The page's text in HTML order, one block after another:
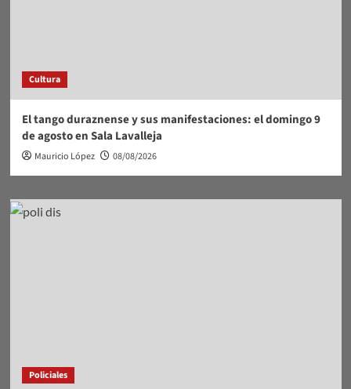
Cultura
El tango duraznense y sus manifestaciones: el domingo 9
de agosto en Sala Lavalleja
Mauricio López 08/08/2026
Policiales